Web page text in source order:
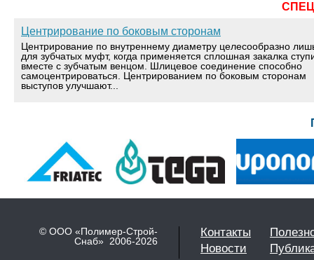
Центрирование по боковым сторонам
Центрирование по внутреннему диаметру целесообразно
для зубчатых муфт, когда применяется сплошная закалка
вместе с зубчатым венцом. Шлицевое соединение способно
самоцентрироваться. Центрированием по боковым сторонам
выступов улучшают...
© ООО «Полимер-Строй-
Снаб» 2006-2026
Контакты
Новости